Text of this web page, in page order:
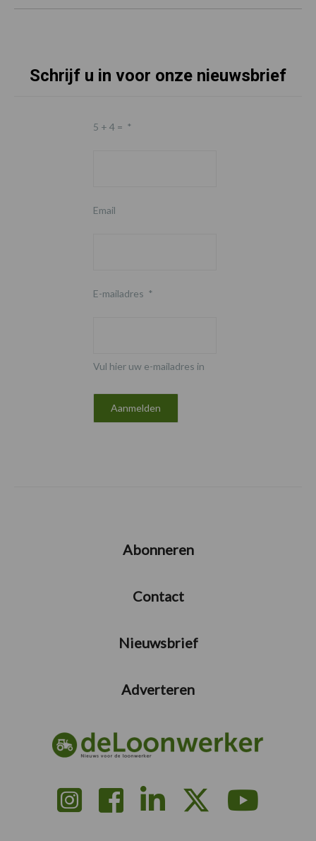
Schrijf u in voor onze nieuwsbrief
5 + 4 = *
Email
E-mailadres *
Vul hier uw e-mailadres in
Abonneren
Contact
Nieuwsbrief
Adverteren